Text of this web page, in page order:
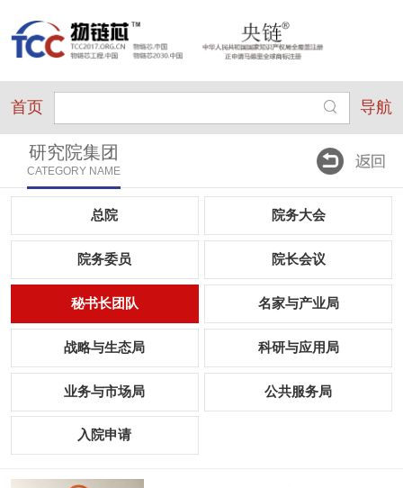
首页 导航
研究院集团
CATEGORY NAME
总院 院务大会
院务委员 院长会议
秘书长团队 名家与产业局
战略与生态局 科研与应用局
业务与市场局 公共服务局
入院申请